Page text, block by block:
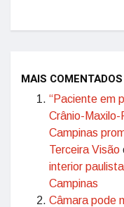
MAIS COMENTADOS
“Paciente em
Crânio-
Campinas
Terceira Visão
interior
Campinas
Câmara pode